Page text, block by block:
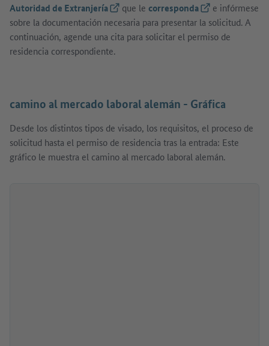
Autoridad de Extranjería(Link externo)
que le corresponda(Link externo)
e infórmese
sobre la documentación necesaria para presentar la solicitud. A
continuación, agende una cita para solicitar el permiso de
residencia correspondiente.
camino al mercado laboral alemán - Gráfica
Desde los distintos tipos de visado, los requisitos, el proceso de
solicitud hasta el permiso de residencia tras la entrada: Este
gráfico le muestra el camino al mercado laboral alemán.